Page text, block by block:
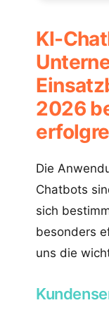
KI-
2026
Die
Chatbots
sich
besonders
uns die